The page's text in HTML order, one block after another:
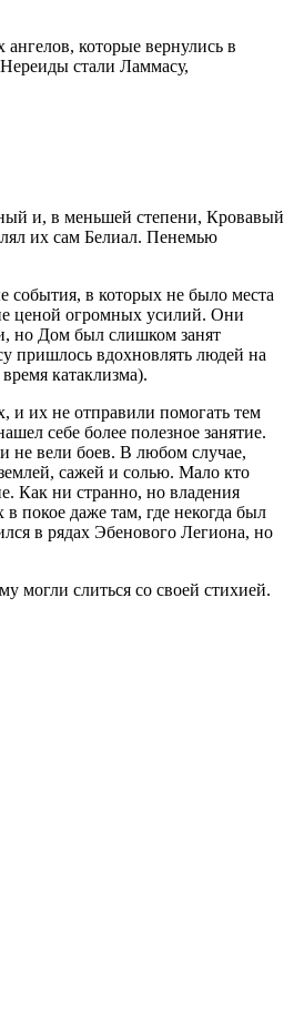
которые вернулись в
стали Ламмасу,
и, в меньшей степени, Кровавый
их сам Белиал. Пенемью
в которых не было места
ценой огромных усилий. Они
но Дом был слишком занят
пришлось вдохновлять людей на
катаклизма).
и их не отправили помогать тем
себе более полезное занятие.
не вели боев. В любом случае,
сажей и солью. Мало кто
Как ни странно, но владения
покое даже там, где некогда был
в рядах Эбенового Легиона, но
могли слиться со своей стихией.